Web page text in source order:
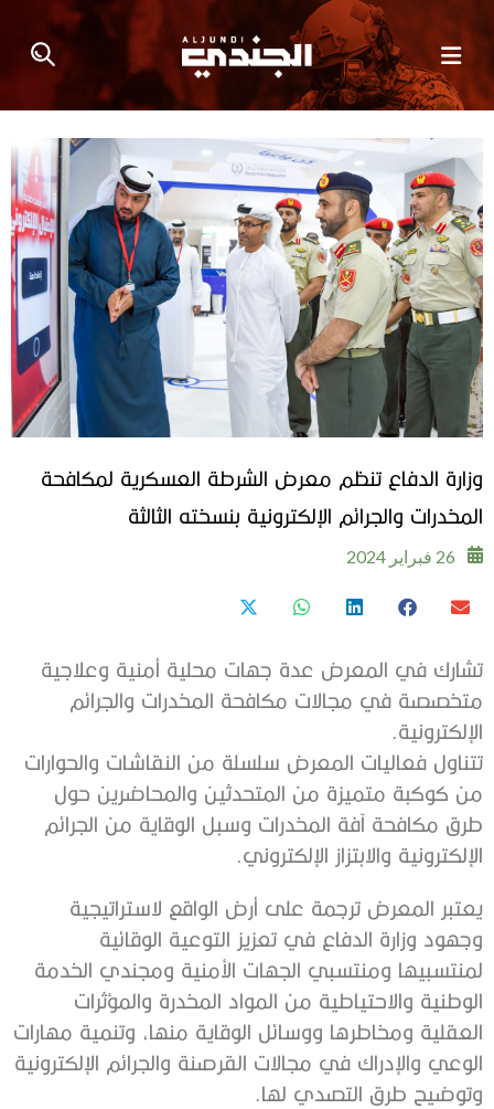
وزارة الدفاع تنظم معرض الشرطة العسكرية لمكافحة
المخدرات والجرائم الإلكترونية بنسخته الثالثة
26 فبراير 2024
تشارك في المعرض عدة جهات محلية أمنية وعلاجية
متخصصة في مجالات مكافحة المخدرات والجرائم
الإلكترونية.
تتناول فعاليات المعرض سلسلة من النقاشات والحوارات
من كوكبة متميزة من المتحدثين والمحاضرين حول
طرق مكافحة آفة المخدرات وسبل الوقاية من الجرائم
الإلكترونية والابتزاز الإلكتروني.
يعتبر المعرض ترجمة على أرض الواقع لاستراتيجية
وجهود وزارة الدفاع في تعزيز التوعية الوقائية
لمنتسبيها ومنتسبي الجهات الأمنية ومجندي الخدمة
الوطنية والاحتياطية من المواد المخدرة والمؤثرات
العقلية ومخاطرها ووسائل الوقاية منها، وتنمية مهارات
الوعي والإدراك في مجالات القرصنة والجرائم الإلكترونية
وتوضيح طرق التصدي لها.